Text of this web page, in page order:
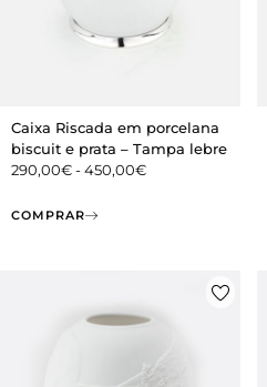
Caixa Riscada em porcelana
biscuit e prata – Tampa lebre
290,00€-450,00€
COMPRAR